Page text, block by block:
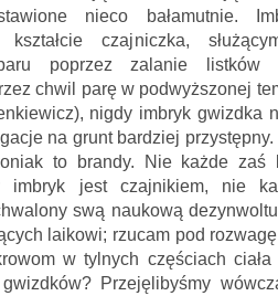
nieco bałamutnie.
czajniczka,
poprzez zalanie listków
chwil parę w podwyższonej
nigdy imbryk gwizdka
na grunt bardziej
to brandy. Nie każde
imbryk jest czajnikiem, nie
swą naukową
laikowi; rzucam pod
w tylnych częściach
Przejęlibyśmy